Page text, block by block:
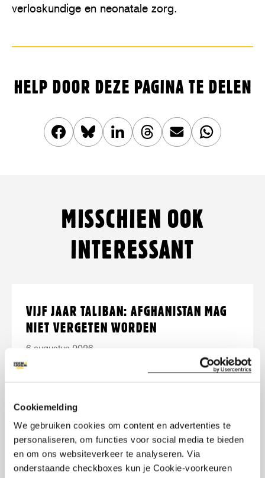
Cookiemelding
We gebruiken cookies om content en advertenties te
personaliseren, om functies voor social media te bieden
en om ons websiteverkeer te analyseren. Via
onderstaande checkboxes kun je Cookie-voorkeuren
verloskundige en neonatale zorg.
HELP DOOR DEZE PAGINA TE DELEN
Deel
Facebook
Share
Twitter/Bluesky
Deel
LinkedIn
Share
Threads
Deel
mail
Deel
WhatsApp
MISSCHIEN OOK
INTERESSANT
VIJF JAAR TALIBAN: AFGHANISTAN MAG
NIET VERGETEN WORDEN
6 augustus 2026
Vijf jaar geleden grepen de Taliban
roepen op om Afghanistan niet te
vergeten en internationale steun voort te
zetten.
meer
Vijf
jaar
Taliban:
Afghanistan
niet
vergeten
worden